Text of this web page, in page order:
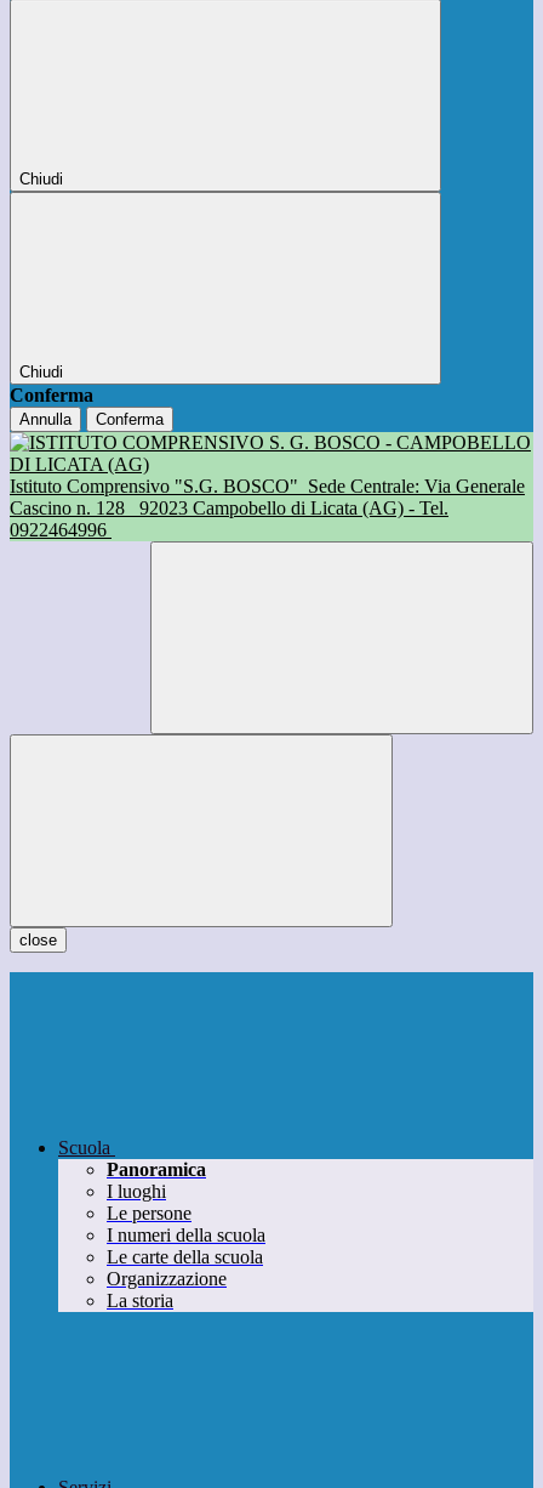
Chiudi
Chiudi
Conferma
Annulla Conferma
Istituto Comprensivo "S.G. BOSCO" Sede Centrale: Via Generale
Cascino n. 128
92023 Campobello di Licata (AG) - Tel.
0922464996
close
Scuola
Panoramica
I luoghi
Le persone
I numeri della scuola
Le carte della scuola
Organizzazione
La storia